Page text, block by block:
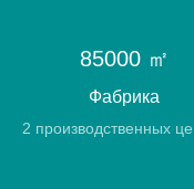
85000 ㎡
Фабрика
2 производственных